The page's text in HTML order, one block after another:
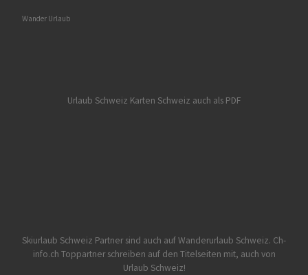
Wander Urlaub
Urlaub Schweiz Karten Schweiz auch als PDF
Skiurlaub Schweiz Partner sind auch auf Wanderurlaub Schweiz. Ch-
info.ch Toppartner schreiben auf den Titelseiten mit, auch von
Urlaub Schweiz!